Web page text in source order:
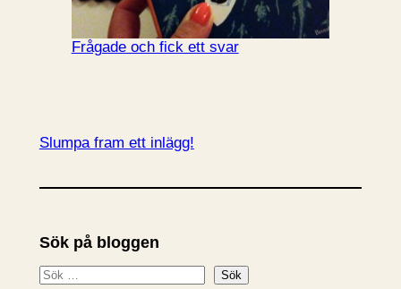
Frågade och fick ett svar
Slumpa fram ett inlägg!
Sök på bloggen
S
Sök